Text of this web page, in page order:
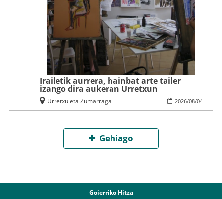
Irailetik aurrera, hainbat arte tailer
izango dira aukeran Urretxun
2026/08/04
Urretxu eta Zumarraga
Gehiago
Goierriko Hitza